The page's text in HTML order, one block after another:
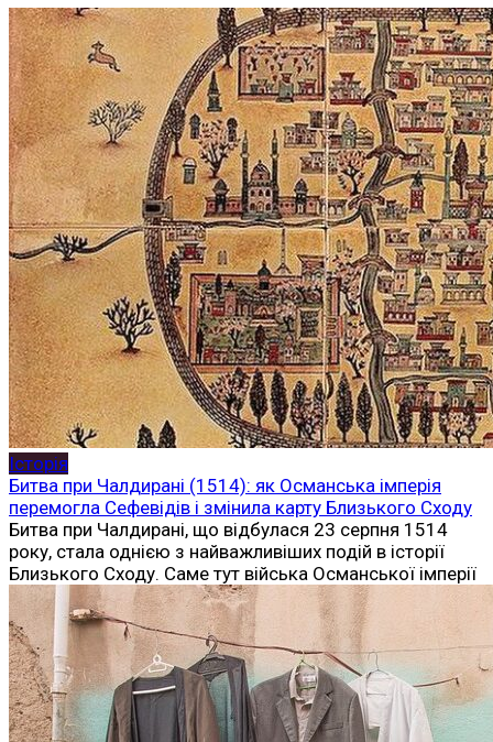
Історія
Битва при Чалдирані (1514): як Османська імперія
перемогла Сефевідів і змінила карту Близького Сходу
Битва при Чалдирані, що відбулася 23 серпня 1514
року, стала однією з найважливіших подій в історії
Близького Сходу. Саме тут війська Османської імперії